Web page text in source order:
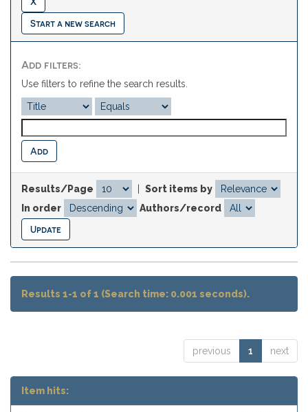
Start a new search
Add filters:
Use filters to refine the search results.
Results/Page
Sort items by
In order
Authors/record
Results 1-1 of 1 (Search time: 0.001 seconds).
previous 1 next
Item hits: